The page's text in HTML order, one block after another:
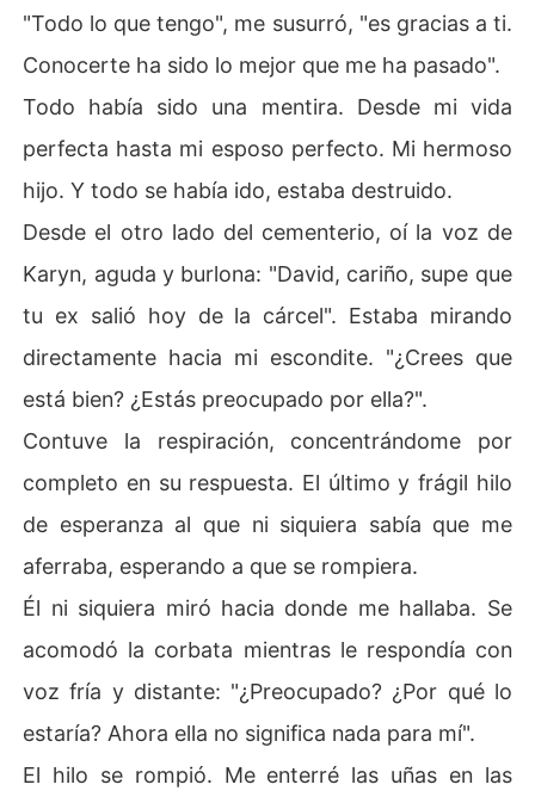
"Todo lo que tengo", me susurró, "es gracias a ti.
Conocerte ha sido lo mejor que me ha pasado".
Todo había sido una mentira. Desde mi vida
perfecta hasta mi esposo perfecto. Mi hermoso
hijo. Y todo se había ido, estaba destruido.
Desde el otro lado del cementerio, oí la voz de
Karyn, aguda y burlona: "David, cariño, supe que
tu ex salió hoy de la cárcel". Estaba mirando
directamente hacia mi escondite. "¿Crees que
está bien? ¿Estás preocupado por ella?".
Contuve la respiración, concentrándome por
completo en su respuesta. El último y frágil hilo
de esperanza al que ni siquiera sabía que me
aferraba, esperando a que se rompiera.
Él ni siquiera miró hacia donde me hallaba. Se
acomodó la corbata mientras le respondía con
voz fría y distante: "¿Preocupado? ¿Por qué lo
estaría? Ahora ella no significa nada para mí".
El hilo se rompió. Me enterré las uñas en las